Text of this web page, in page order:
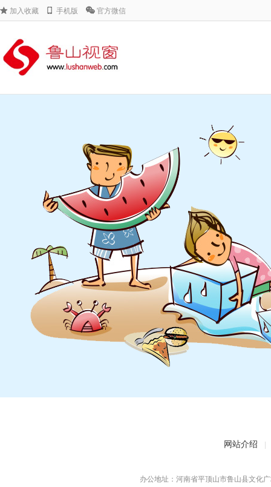
加入收藏 手机版 官方微信
网站介绍
办公地址：河南省平顶山市鲁山县文化